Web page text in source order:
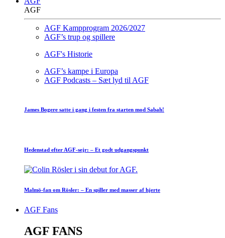
AGF
AGF Kampprogram 2026/2027
AGF’s trup og spillere
AGF's Historie
AGF’s kampe i Europa
AGF Podcasts – Sæt lyd til AGF
James Bogere satte i gang i festen fra starten mod Sabah!
Hedenstad efter AGF-sejr: – Et godt udgangspunkt
Malmö-fan om Rösler: – En spiller med masser af hjerte
AGF Fans
AGF FANS